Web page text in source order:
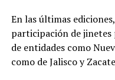
En las últimas
participación de jinetes
de entidades como
como de Jalisco y